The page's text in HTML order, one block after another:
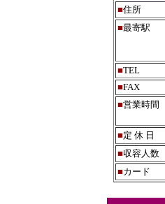
■住所
■最寄駅
■TEL
■FAX
■営業時間
■定 休 日
■収容人数
■カード